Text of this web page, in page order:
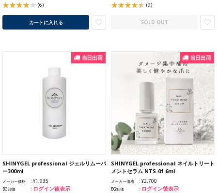
(6)
カートに入れる
(9)
SOLD OUT
SHINYGEL professional ジェルリムーバ
ー300ml
メーカー価格 ¥1,935
BG卸価 ログイン後表示
SHINYGEL professional ネイルトリート
メントセラム NTS-01 6ml
メーカー価格 ¥2,700
BG卸価 ログイン後表示